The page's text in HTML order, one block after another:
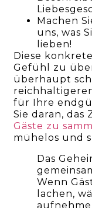
Machen
uns, was
lieben!
Diese
Gefühl zu
überhaupt
für Ihre
Sie daran, das
Gäste zu
mühelos und
Das
Wenn
lachen,